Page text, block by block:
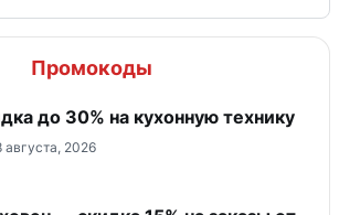
Промокоды
до 30% на кухонную технику
августа, 2026